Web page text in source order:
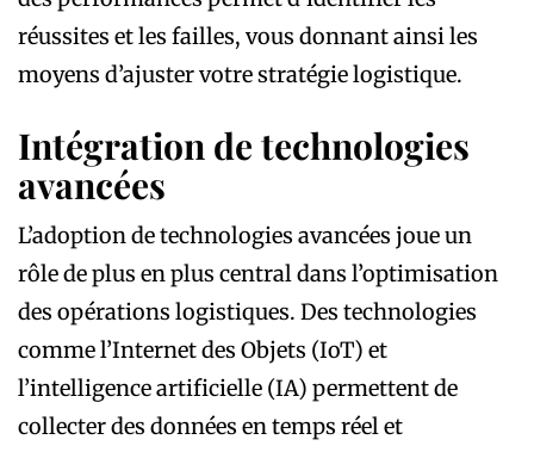
réussites et les failles, vous donnant ainsi les
moyens d’ajuster votre stratégie logistique.
Intégration de technologies
avancées
L’adoption de technologies avancées joue un
rôle de plus en plus central dans l’optimisation
des opérations logistiques. Des technologies
comme l’Internet des Objets (IoT) et
l’intelligence artificielle (IA) permettent de
collecter des données en temps réel et